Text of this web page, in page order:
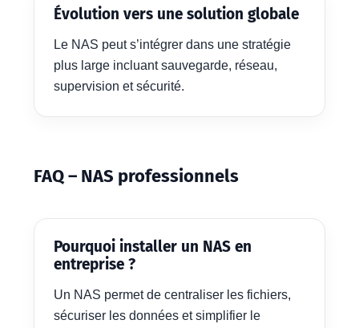
Évolution vers une solution globale
Le NAS peut s’intégrer dans une stratégie
plus large incluant sauvegarde, réseau,
supervision et sécurité.
FAQ – NAS professionnels
Pourquoi installer un NAS en
entreprise ?
Un NAS permet de centraliser les fichiers,
sécuriser les données et simplifier le